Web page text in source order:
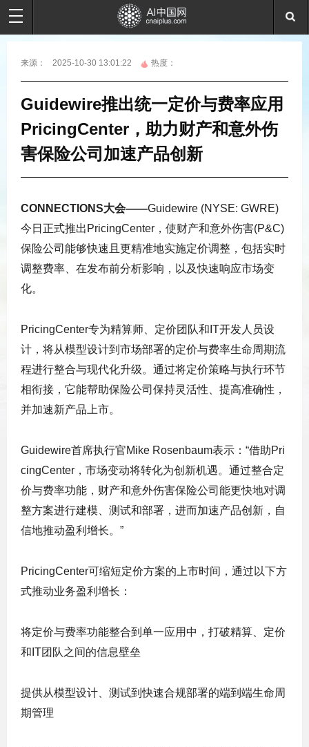
来源： 2025-10-30 13:01:22 热度：
Guidewire推出统一定价与费率应用
PricingCenter，助力财产和意外伤
害保险公司加速产品创新
CONNECTIONS大会——Guidewire (NYSE: GWRE)
今日正式推出PricingCenter，使财产和意外伤害(P&C)
保险公司能够快速且更精准地实施定价调整，包括实时
调整费率、在发布前分析影响，以及快速响应市场变
化。
PricingCenter专为精算师、定价团队和IT开发人员设
计，将从模型设计到市场部署的定价与费率生命周期流
程进行整合与现代化升级。通过将定价策略与执行环节
相衔接，它能帮助保险公司保持灵活性、提高准确性，
并加速新产品上市。
Guidewire首席执行官Mike Rosenbaum表示：“借助Pri
cingCenter，市场变动将转化为创新机遇。通过整合定
价与费率功能，财产和意外伤害保险公司能更快地对调
整方案进行建模、测试和部署，进而加速产品创新，自
信地推动盈利增长。”
PricingCenter可缩短定价方案的上市时间，通过以下方
式推动业务盈利增长：
将定价与费率功能整合到单一应用中，打破精算、定价
和IT团队之间的信息壁垒
提供从模型设计、测试到快速合规部署的端到端生命周
期管理